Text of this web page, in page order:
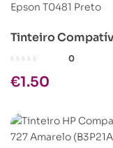
Tinteiro
Epson T0481 Preto
0
€1.50